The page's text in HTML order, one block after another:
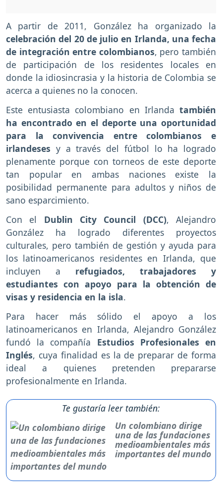
A partir de 2011, González ha organizado la
celebración del 20 de julio en Irlanda, una fecha
de integración entre colombianos, pero también
de participación de los residentes locales en
donde la idiosincrasia y la historia de Colombia se
acerca a quienes no la conocen.
Este entusiasta colombiano en Irlanda también
ha encontrado en el deporte una oportunidad
para la convivencia entre colombianos e
irlandeses y a través del fútbol lo ha logrado
plenamente porque con torneos de este deporte
tan popular en ambas naciones existe la
posibilidad permanente para adultos y niños de
sano esparcimiento.
Con el Dublin City Council (DCC), Alejandro
González ha logrado diferentes proyectos
culturales, pero también de gestión y ayuda para
los latinoamericanos residentes en Irlanda, que
incluyen a refugiados, trabajadores y
estudiantes con apoyo para la obtención de
visas y residencia en la isla.
Para hacer más sólido el apoyo a los
latinoamericanos en Irlanda, Alejandro González
fundó la compañía Estudios Profesionales en
Inglés, cuya finalidad es la de preparar de forma
ideal a quienes pretenden prepararse
profesionalmente en Irlanda.
Te gustaría leer también:
Un colombiano dirige
una de las fundaciones
medioambientales más
importantes del mundo